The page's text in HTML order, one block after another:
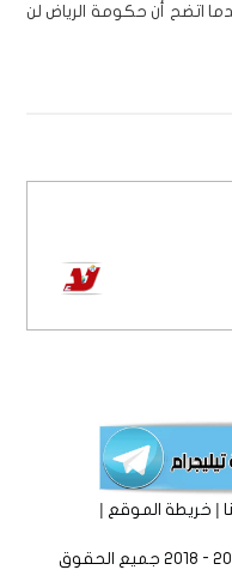
اتضح أن حكومة الرياض لن
|خريطة الموقع |
موقع ( لا ) الأخباري المستقل © 2016 - 2018 جميع الحقوق